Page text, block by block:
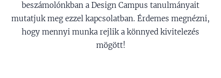
beszámolónkban a Design Campus tanulmányait
mutatjuk meg ezzel kapcsolatban. Érdemes megnézni,
hogy mennyi munka rejlik a könnyed kivitelezés
mögött!